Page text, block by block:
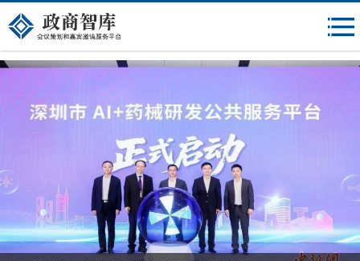
{$mheadqian}